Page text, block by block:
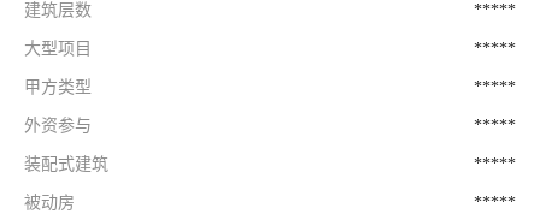
建筑层数 *****
大型项目 *****
甲方类型 *****
外资参与 *****
装配式建筑 *****
被动房 *****